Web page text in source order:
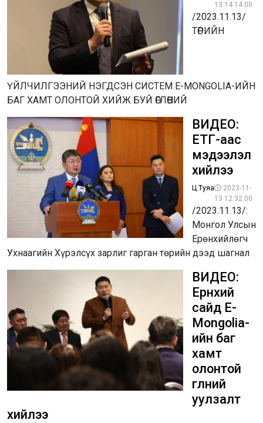
13 14:14:00
/2023.11.13/
ТӨРИЙН
ҮЙЛЧИЛГЭЭНИЙ НЭГДСЭН СИСТЕМ E-MONGOLIA-ИЙН
БАГ ХАМТ ОЛОНТОЙ ХИЙЖ БУЙ ӨГЛӨӨНИЙ
ВИДЕО:
ЕТГ-аас
мэдээлэл
хийлээ
Ц.Туяа
2023-11-
13 12:32:00
/2023.11.13/:
Монгол Улсын
Ерөнхийлөгч
Ухнаагийн Хүрэлсүх зарлиг гарган төрийн дээд шагнал
ВИДЕО:
Ерөнхий
сайд E-
Mongolia-
ийн баг
хамт
олонтой
өглөөний
уулзалт
хийлээ